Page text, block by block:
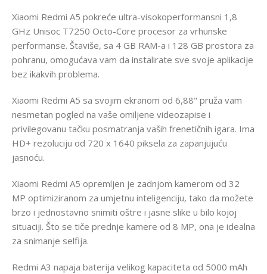
Xiaomi Redmi A5 pokreće ultra-visokoperformansni 1,8
GHz Unisoc T7250 Octo-Core procesor za vrhunske
performanse. Štaviše, sa 4 GB RAM-a i 128 GB prostora za
pohranu, omogućava vam da instalirate sve svoje aplikacije
bez ikakvih problema.
Xiaomi Redmi A5 sa svojim ekranom od 6,88" pruža vam
nesmetan pogled na vaše omiljene videozapise i
privilegovanu tačku posmatranja vaših frenetičnih igara. Ima
HD+ rezoluciju od 720 x 1640 piksela za zapanjujuću
jasnoću.
Xiaomi Redmi A5 opremljen je zadnjom kamerom od 32
MP optimiziranom za umjetnu inteligenciju, tako da možete
brzo i jednostavno snimiti oštre i jasne slike u bilo kojoj
situaciji. Što se tiče prednje kamere od 8 MP, ona je idealna
za snimanje selfija.
Redmi A3 napaja baterija velikog kapaciteta od 5000 mAh